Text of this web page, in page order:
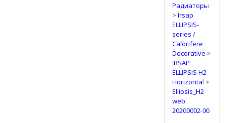
Радиаторы
> Irsap
ELLIPSIS-
series /
Calorifere
Decorative >
IRSAP
ELLIPSIS H2
Horizontal >
Ellipsis_H2
web
20200002-00